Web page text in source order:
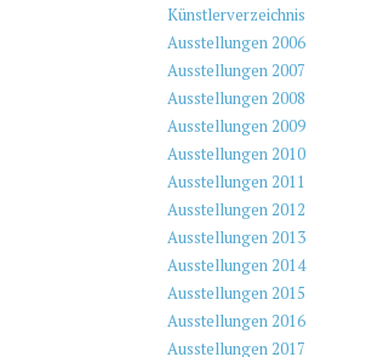
Künstlerverzeichnis
Ausstellungen 2006
Ausstellungen 2007
Ausstellungen 2008
Ausstellungen 2009
Ausstellungen 2010
Ausstellungen 2011
Ausstellungen 2012
Ausstellungen 2013
Ausstellungen 2014
Ausstellungen 2015
Ausstellungen 2016
Ausstellungen 2017